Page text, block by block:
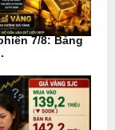
7/8: Bảng